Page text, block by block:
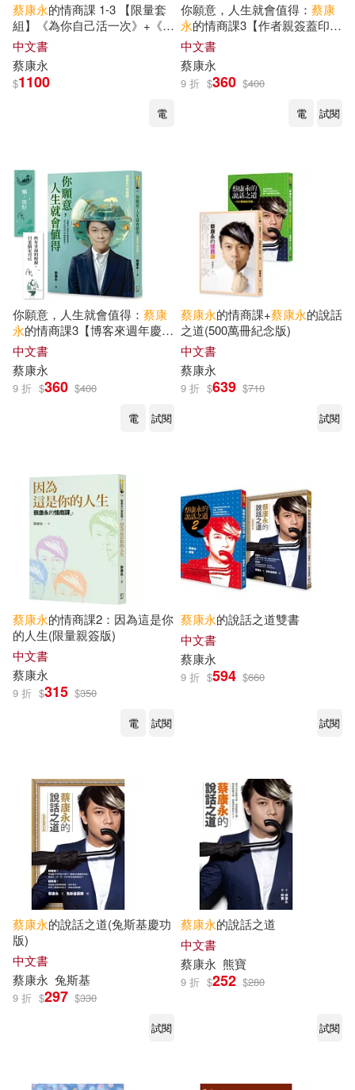
蔡康永的情商課 1-3 【限量套
組】《為你自己活一次》+《因
為這是你的人生》+《你願意，
人生就會值得》
中文書
蔡康永
$1100
電
你願意，人生就會值得： 蔡康
永的情商課3【作者親簽蓋印
+博客來週年慶獨家‧雙面書
籤】
中文書
蔡康永
9 折 $360 $400
電
試閱
你願意，人生就會值得： 蔡康
永的情商課3【博客來週年慶獨
家‧雙面書籤】
中文書
蔡康永
9 折 $360 $400
電
試閱
蔡康永的情商課+蔡康永的說話
之道(500萬冊紀念版)
中文書
蔡康永
9 折 $639 $710
試閱
蔡康永的情商課2：因為這是你
的人生(限量親簽版)
中文書
蔡康永
9 折 $315 $350
電
試閱
蔡康永的說話之道雙書
中文書
蔡康永
9 折 $594 $660
試閱
蔡康永的說話之道(兔斯基慶功
版)
中文書
蔡康永 兔斯基
9 折 $297 $330
試閱
蔡康永的說話之道
中文書
蔡康永 熊寶
9 折 $252 $280
試閱